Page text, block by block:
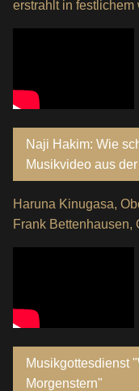
erstrahlt in
Naji Hakim: Wie
Musikvideo
Haruna Kinugasa,
Frank Bettenhausen,
Musikgottesdienst
Morgenstern"